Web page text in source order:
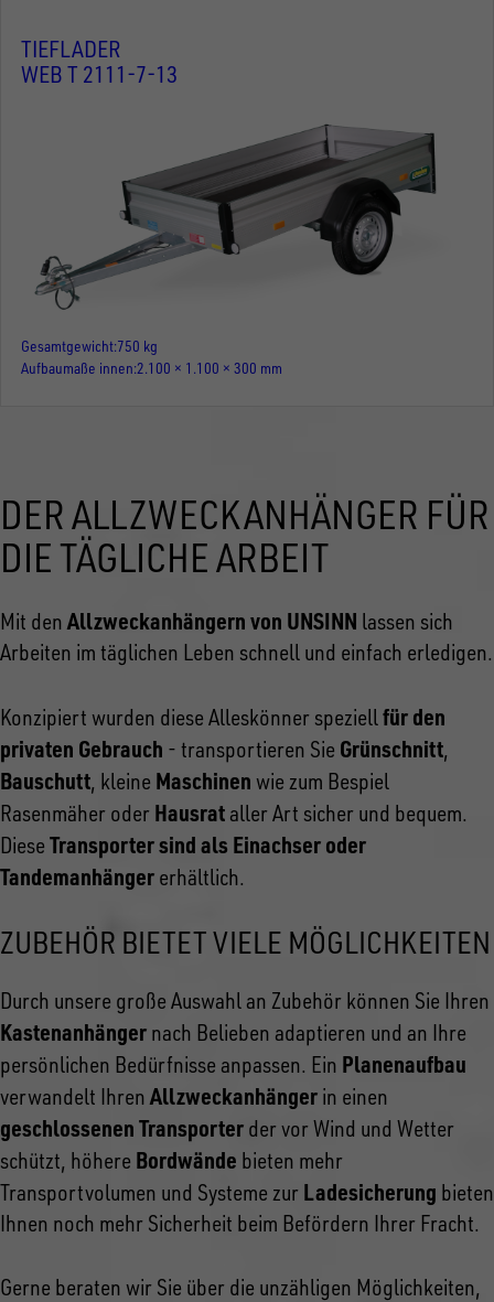
TIEFLADER
WEB T 2111-7-13
Gesamtgewicht 750 kg
Aufbaumaße innen 2.100 × 1.100 × 300 mm
DER ALLZWECKANHÄNGER FÜR
DIE TÄGLICHE ARBEIT
Mit den Allzweckanhängern von UNSINN lassen sich
Arbeiten im täglichen Leben schnell und einfach erledigen.
Konzipiert wurden diese Alleskönner speziellfür den
privaten Gebrauch - transportieren Sie Grünschnitt,
Bauschutt, kleine Maschinen wie zum Bespiel
Rasenmäher oder Hausrat aller Art sicher und bequem.
Diese Transporter sind als Einachser oder
Tandemanhänger erhältlich.
ZUBEHÖR BIETET VIELE MÖGLICHKEITEN
Durch unsere große Auswahl an Zubehör können Sie Ihren
Kastenanhänger nach Belieben adaptieren und an Ihre
persönlichen Bedürfnisse anpassen. Ein Planenaufbau
verwandelt Ihren Allzweckanhänger in einen
geschlossenen Transporter der vor Wind und Wetter
schützt, höhere Bordwände bieten mehr
Transportvolumen und Systeme zur Ladesicherung bieten
Ihnen noch mehr Sicherheit beim Befördern Ihrer Fracht.
Gerne beraten wir Sie über die unzähligen Möglichkeiten,